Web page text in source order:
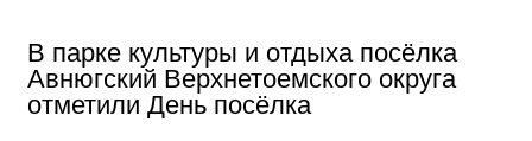
В парке культуры и отдыха посёлка
Авнюгский Верхнетоемского округа
отметили День посёлка